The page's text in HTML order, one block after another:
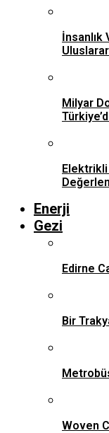
İnsanlık
Milyar
Elektrikli
Enerji
Gezi
Edirne
Bir
Woven